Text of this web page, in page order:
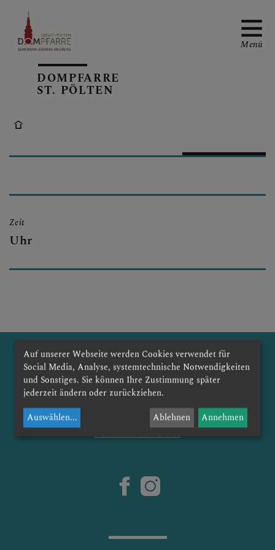
G
KINDER UND FAMILIEN
SAKRAMENTE
PFARRLICHE GRUPPEN
DOMPFARRE
ST. PÖLTEN
Menü
Zeit
Uhr
Dommusik St. Pölten
Museum am Dom
Auf unserer Webseite werden Cookies verwendet für
Social Media, Analyse, systemtechnische Notwendigkeiten
und Sonstiges. Sie können Ihre Zustimmung später
jederzeit ändern oder zurückziehen.
Auswählen... Ablehnen Annehmen